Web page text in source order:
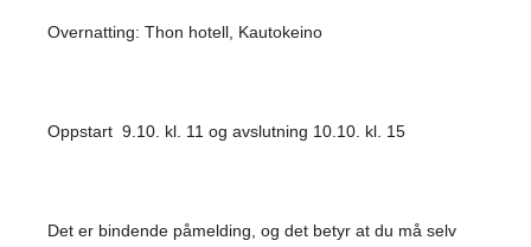
Overnatting: Thon hotell, Kautokeino
Oppstart 9.10. kl. 11 og avslutning 10.10. kl. 15
Det er bindende påmelding, og det betyr at du må selv